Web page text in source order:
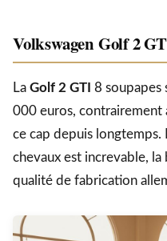
Volkswagen Golf 2
La Golf 2 GTI 8 soupapes
000 euros, contrairement
ce cap depuis
chevaux est increvable,
qualité de fabrication